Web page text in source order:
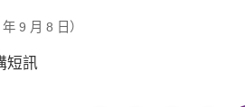
年 9 月 8 日）
訊